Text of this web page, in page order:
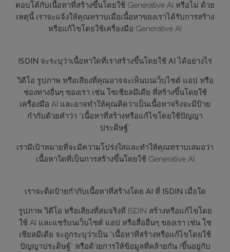
ตอบโต้กับเนื้อหาที่สร้างขึ้นโดยใช้ Generative AI หรือไม่ ด้วย
เหตุนี้ เราจะแจ้งให้คุณทราบเมื่อเนื้อหาของเราได้รับการสร้าง
หรือแก้ไขโดยใช้เครื่องมือ Generative AI
ISDIN จะระบุว่าเนื้อหาใดที่เราสร้างขึ้นโดยใช้ AI ได้อย่างไร
วิดีโอ รูปภาพ หรือเสียงที่คุณอาจจะเห็นบนเว็บไซต์ แอป หรือ
ช่องทางอื่นๆ ของเรา เช่น โซเชียลมีเดีย ที่สร้างขึ้นโดยใช้
เครื่องมือ AI และอาจทำให้คุณคิดว่าเป็นเนื้อหาจริงจะมีป้าย
กำกับด้วยคำว่า “เนื้อหาที่สร้างหรือแก้ไขโดยใช้ปัญญา
ประดิษฐ์”
เรามีเป้าหมายที่จะมีความโปร่งใสและทำให้คุณทราบเสมอว่า
เนื้อหาใดที่เป็นการสร้างขึ้นโดยใช้ Generative AI
เราจะติดป้ายกำกับเนื้อหาที่สร้างโดย AI ที่ ISDIN เมื่อใด
รูปภาพ วิดีโอ หรือเสียงที่สมจริงที่ ISDIN สร้างหรือแก้ไขโดย
ใช้ AI และแชร์บนเว็บไซต์ แอป หรือสื่ออื่นๆ ของเรา เช่น โซ
เชียลมีเดีย จะถูกระบุว่าเป็น “เนื้อหาที่สร้างหรือแก้ไขโดยใช้
ปัญญาประดิษฐ์” หรือด้วยการให้ข้อมูลที่คล้ายกัน (ขึ้นอยู่กับ